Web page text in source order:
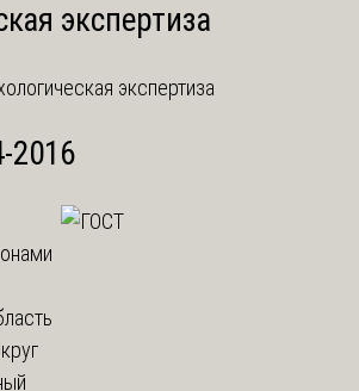
экспертиза
2016